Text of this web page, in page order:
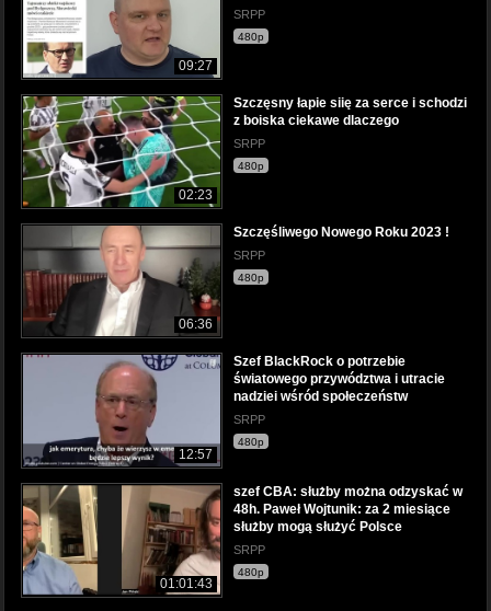
09:27
SRPP
480p
02:23
Szczęsny łapie siię za serce i schodzi
z boiska ciekawe dlaczego
SRPP
480p
06:36
Szczęśliwego Nowego Roku 2023 !
SRPP
480p
12:57
Szef BlackRock o potrzebie
światowego przywództwa i utracie
nadziei wśród społeczeństw
SRPP
480p
01:01:43
szef CBA: służby można odzyskać w
48h. Paweł Wojtunik: za 2 miesiące
służby mogą służyć Polsce
SRPP
480p